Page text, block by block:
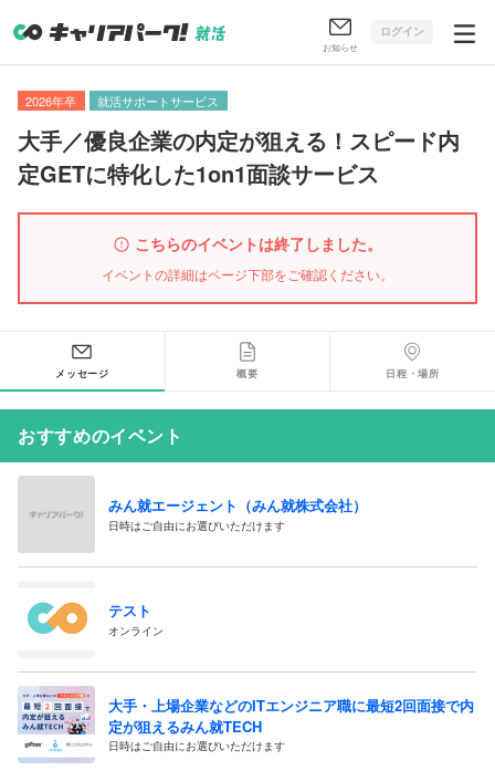
お知らせ
ログイン
2026年卒 就活サポートサービス
大手／優良企業の内定が狙える！スピード内
定GETに特化した1on1面談サービス
こちらのイベントは終了しました。
イベントの詳細はページ下部をご確認ください。
メッセージ 概要 日程・場所
おすすめのイベント
みん就エージェント（みん就株式会社）
日時はご自由にお選びいただけます
テスト
オンライン
大手・上場企業などのITエンジニア職に最短2回面接で内
定が狙えるみん就TECH
日時はご自由にお選びいただけます